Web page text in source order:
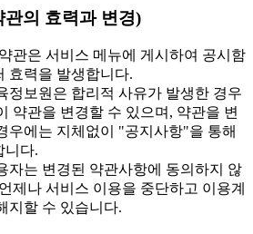
관의 효력과 변경)
관은 서비스 메뉴에 게시하여 공시함
효력을 발생합니다.
정보원은 합리적 사유가 발생한 경우
약관을 변경할 수 있으며, 약관을 변
우에는 지체없이 "공지사항"을 통해
니다.
자는 변경된 약관사항에 동의하지 않
제나 서비스 이용을 중단하고 이용계
지할 수 있습니다.